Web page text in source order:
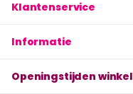
Klantenservice
Informatie
Openingstijden winkel